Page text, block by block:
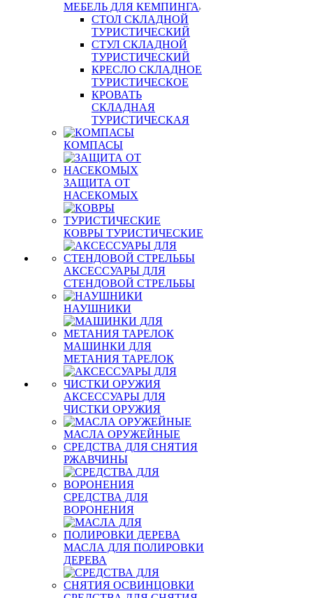
МЕБЕЛЬ ДЛЯ КЕМПИНГА
СТОЛ СКЛАДНОЙ
ТУРИСТИЧЕСКИЙ
СТУЛ СКЛАДНОЙ
ТУРИСТИЧЕСКИЙ
КРЕСЛО СКЛАДНОЕ
ТУРИСТИЧЕСКОЕ
КРОВАТЬ
СКЛАДНАЯ
ТУРИСТИЧЕСКАЯ
КОМПАСЫ
ЗАЩИТА ОТ
НАСЕКОМЫХ
КОВРЫ ТУРИСТИЧЕСКИЕ
АКСЕССУАРЫ ДЛЯ
СТЕНДОВОЙ СТРЕЛЬБЫ
НАУШНИКИ
МАШИНКИ ДЛЯ
МЕТАНИЯ ТАРЕЛОК
АКСЕССУАРЫ ДЛЯ
ЧИСТКИ ОРУЖИЯ
МАСЛА ОРУЖЕЙНЫЕ
СРЕДСТВА ДЛЯ СНЯТИЯ
РЖАВЧИНЫ
СРЕДСТВА ДЛЯ
ВОРОНЕНИЯ
МАСЛА ДЛЯ ПОЛИРОВКИ
ДЕРЕВА